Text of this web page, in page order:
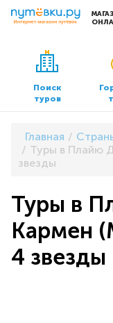
Сервисы
Бронирование
Трансфер
Поиск
туров
Главная
Туры в Плайю
звезды
Туры в
Кармен
4 звезды